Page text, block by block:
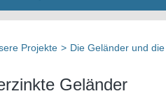
Projekte > Die Geländer und
Geländer